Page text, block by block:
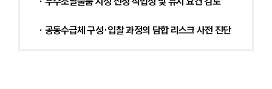
∙ 공동수급체 구성·입찰 과정의 담합 리스크 사전 진단